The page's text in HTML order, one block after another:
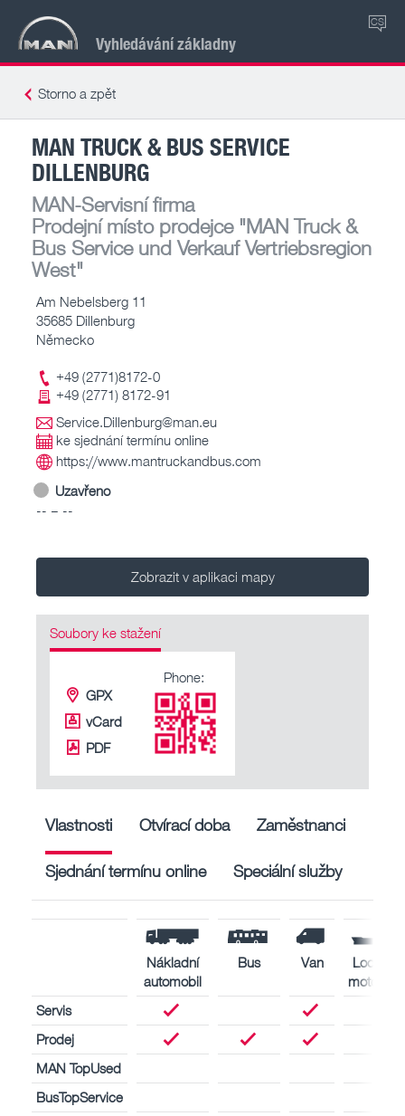
Vyhledávání základny
CS
Storno a zpět
MAN TRUCK & BUS SERVICE
DILLENBURG
MAN-Servisní firma
Prodejní místo prodejce"MAN Truck &
Bus Service und Verkauf Vertriebsregion
West"
Am Nebelsberg 11
35685 Dillenburg
Německo
+49 (2771)8172-0
+49 (2771) 8172-91
Service.Dillenburg@man.eu
ke sjednání termínu online
https://www.mantruckandbus.com
Uzavřeno
-- – --
Zobrazit v aplikaci mapy
Soubory ke stažení
GPX
vCard
PDF
Phone:
Vlastnosti Otvírací doba Zaměstnanci
Sjednání termínu online Speciální služby
Nákladní
automobil
Bus Van
Lodní
motory
Servis
Prodej
MAN TopUsed
BusTopService